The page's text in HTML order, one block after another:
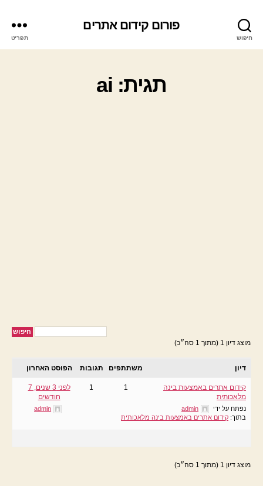
חיפוש
פורום קידום אתרים
תפריט
תגית: ai
מוצג דיון 1 (מתוך 1 סה״כ)
דיון משתתפים תגובות הפוסט האחרון
קידום אתרים באמצעות בינה
מלאכותית
נפתח על ידי
admin
בתוך: קידום אתרים באמצעות בינה מלאכותית
1
1
לפני 3 שנים, 7
חודשים
admin
מוצג דיון 1 (מתוך 1 סה״כ)